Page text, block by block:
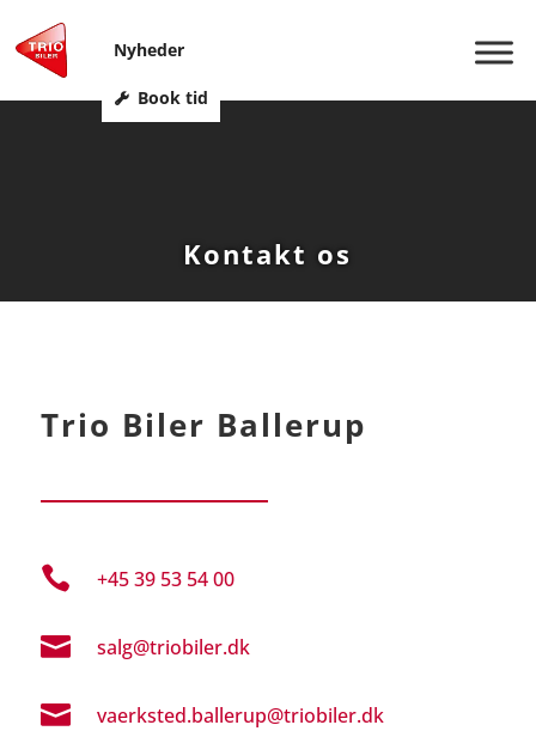
Nyheder
Book tid
Kontakt os
Trio Biler Ballerup
 +45 39 53 54 00
 salg@triobiler.dk
 vaerksted.ballerup@triobiler.dk